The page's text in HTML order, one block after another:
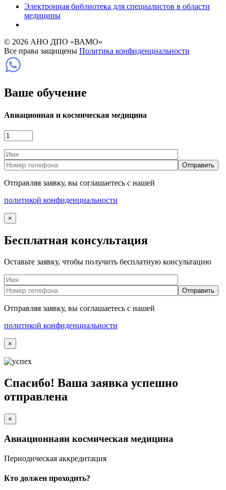
Электронная библиотека для специалистов в области
медицины
© 2026 АНО ДПО «ВАМО»
Все права защищены Политика конфиденциальности
Ваше обучение
Авиационная и космическая медицина
Отправляя заявку, вы соглашаетесь с нашей
политикой конфиденциальности
×
Бесплатная консультация
Оставьте заявку, чтобы получить бесплатную консультацию
Отправляя заявку, вы соглашаетесь с нашей
политикой конфиденциальности
×
Спасибо! Ваша заявка успешно
отправлена
×
Авиационнаяи космическая медицина
Периодическая аккредитация
Кто должен проходить?